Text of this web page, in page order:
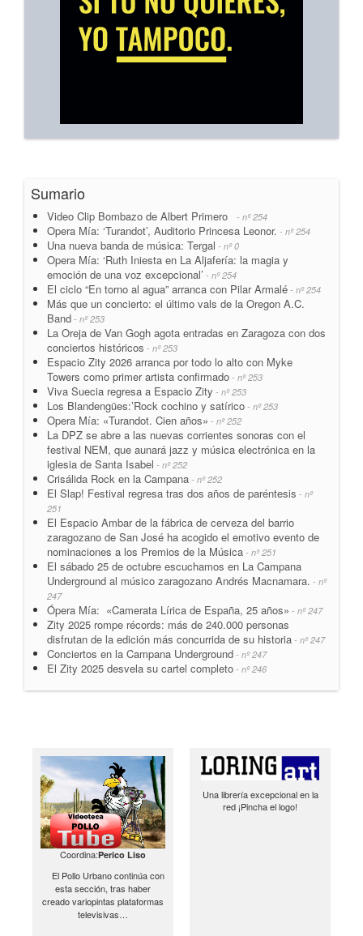
Sumario
Video Clip Bombazo de Albert Primero - nº 254
Opera Mía: ‘Turandot’, Auditorio Princesa Leonor. - nº 254
Una nueva banda de música: Tergal - nº 0
Opera Mía: ‘Ruth Iniesta en La Aljafería: la magia y
emoción de una voz excepcional’ - nº 254
El ciclo “En torno al agua” arranca con Pilar Armalé - nº 254
Más que un concierto: el último vals de la Oregon A.C.
Band - nº 253
La Oreja de Van Gogh agota entradas en Zaragoza con dos
conciertos históricos - nº 253
Espacio Zity 2026 arranca por todo lo alto con Myke
Towers como primer artista confirmado - nº 253
Viva Suecia regresa a Espacio Zity - nº 253
Los Blandengües:’Rock cochino y satírico - nº 253
Opera Mía: «Turandot. Cien años» - nº 252
La DPZ se abre a las nuevas corrientes sonoras con el
festival NEM, que aunará jazz y música electrónica en la
iglesia de Santa Isabel - nº 252
Crisálida Rock en la Campana - nº 252
El Slap! Festival regresa tras dos años de paréntesis - nº
251
El Espacio Ambar de la fábrica de cerveza del barrio
zaragozano de San José ha acogido el emotivo evento de
nominaciones a los Premios de la Música - nº 251
El sábado 25 de octubre escuchamos en La Campana
Underground al músico zaragozano Andrés Macnamara. - nº
247
Ópera Mía: «Camerata Lírica de España, 25 años» - nº 247
Zity 2025 rompe récords: más de 240.000 personas
disfrutan de la edición más concurrida de su historia - nº 247
Conciertos en la Campana Underground - nº 247
El Zity 2025 desvela su cartel completo - nº 246
Coordina:Perico Liso
El Pollo Urbano continúa con
esta sección, tras haber
creado variopintas plataformas
televisivas…
Una librería excepcional en la
red ¡Pincha el logo!